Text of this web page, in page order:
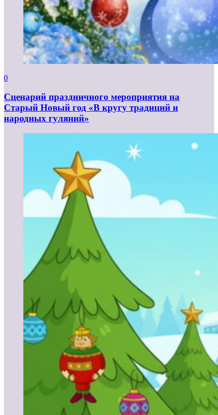
0
Сценарий праздничного мероприятия на
Старый Новый год «В кругу традиций и
народных гуляний»